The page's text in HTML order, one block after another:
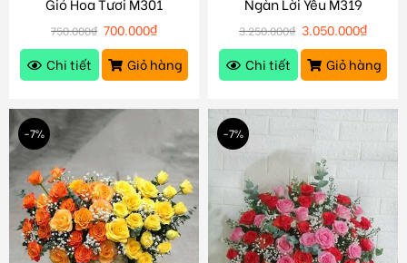
750.000₫ 700.000₫
Chi tiết
Giỏ hàng
3.250.000₫ 3.050.000₫
Chi tiết
Giỏ hàng
-7% -7%